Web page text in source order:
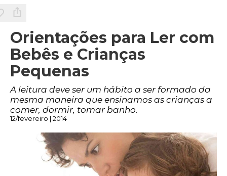
Orientações para Ler com
Bebês e Crianças
Pequenas
A leitura deve ser um hábito a ser formado da
mesma maneira que ensinamos as crianças a
comer, dormir, tomar banho.
12/fevereiro | 2014